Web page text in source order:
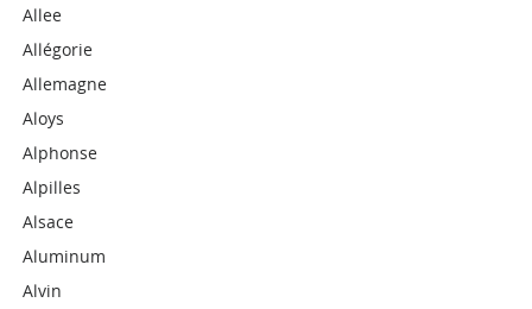
Allee
Allégorie
Allemagne
Aloys
Alphonse
Alpilles
Alsace
Aluminum
Alvin